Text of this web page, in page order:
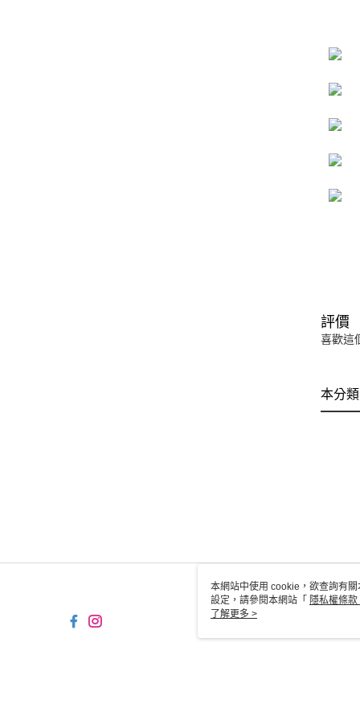
評價
喜歡這
本分
本網站中使用 cookie，欲查詢有
設定，請參閱本網站「 隱私權條款
使用 cookie。
了解更多 >